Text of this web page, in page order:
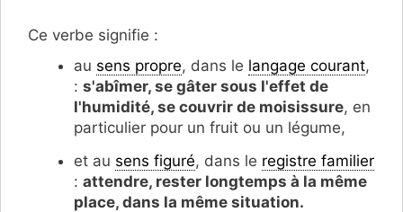
Ce verbe signifie :
au sens propre, dans le langage courant,
: s'abîmer, se gâter sous l'effet de
l'humidité, se couvrir de moisissure, en
particulier pour un fruit ou un légume,
et au sens figuré, dans le registre familier
: attendre, rester longtemps à la même
place, dans la même situation.